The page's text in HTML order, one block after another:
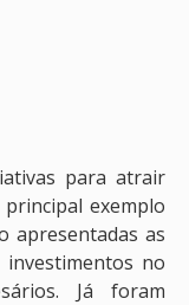
para atrair
exemplo
apresentadas as
investimentos no
Já foram